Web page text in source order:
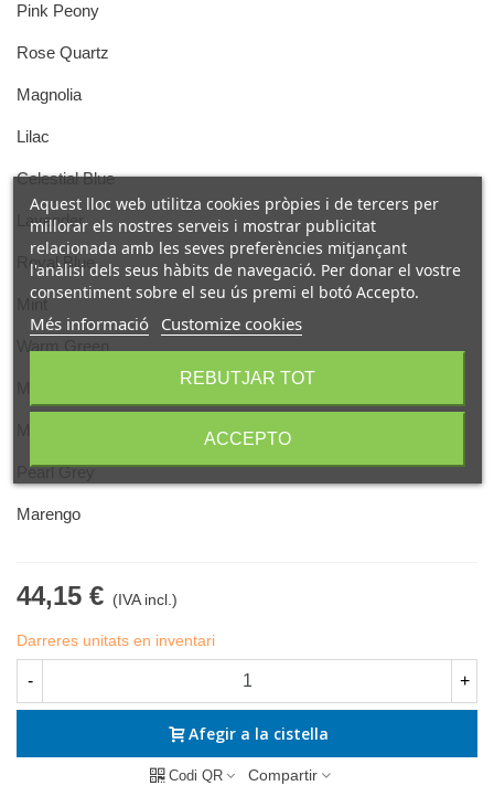
Pink Peony
Rose Quartz
Magnolia
Lilac
Celestial Blue
Lavender
Royal Blue
Mint
Pearl Grey
Marengo
44,15 € (IVA incl.)
Darreres unitats en inventari
- +
Afegir a la cistella
Codi QR Compartir
Aquest lloc web utilitza cookies pròpies i de tercers per
millorar els nostres serveis i mostrar publicitat
relacionada amb les seves preferències mitjançant
l'anàlisi dels seus hàbits de navegació. Per donar el vostre
consentiment sobre el seu ús premi el botó Accepto.
Més informació Customize cookies
REBUTJAR TOT
ACCEPTO